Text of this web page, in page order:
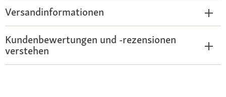
Versandinformationen
Kundenbewertungen und -rezensionen
verstehen